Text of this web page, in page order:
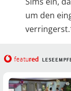
um den
featured